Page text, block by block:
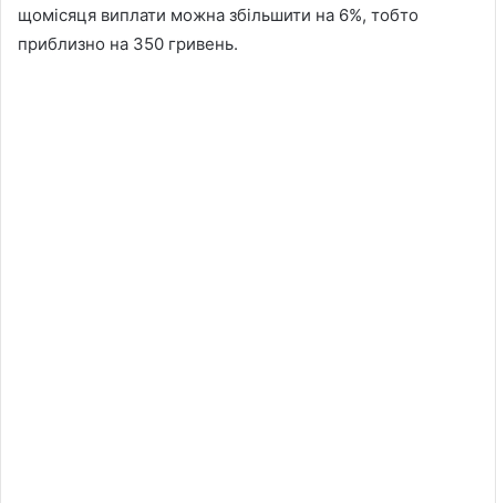
щомісяця виплати можна збільшити на 6%, тобто
приблизно на 350 гривень.